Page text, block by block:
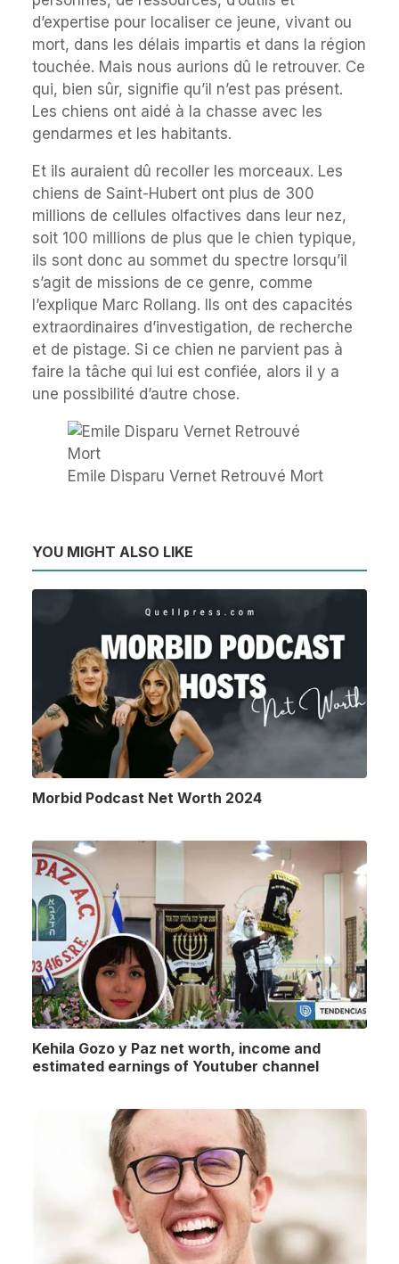
d’expertise pour localiser ce jeune, vivant ou
mort, dans les délais impartis et dans la région
touchée. Mais nous aurions dû le retrouver. Ce
qui, bien sûr, signifie qu’il n’est pas présent.
Les chiens ont aidé à la chasse avec les
gendarmes et les habitants.
Et ils auraient dû recoller les morceaux. Les
chiens de Saint-Hubert ont plus de 300
millions de cellules olfactives dans leur nez,
soit 100 millions de plus que le chien typique,
ils sont donc au sommet du spectre lorsqu’il
s’agit de missions de ce genre, comme
l’explique Marc Rollang. Ils ont des capacités
extraordinaires d’investigation, de recherche
et de pistage. Si ce chien ne parvient pas à
faire la tâche qui lui est confiée, alors il y a
une possibilité d’autre chose.
Emile Disparu Vernet Retrouvé Mort
YOU MIGHT ALSO LIKE
Morbid Podcast Net Worth 2024
Kehila Gozo y Paz net worth, income and
estimated earnings of Youtuber channel